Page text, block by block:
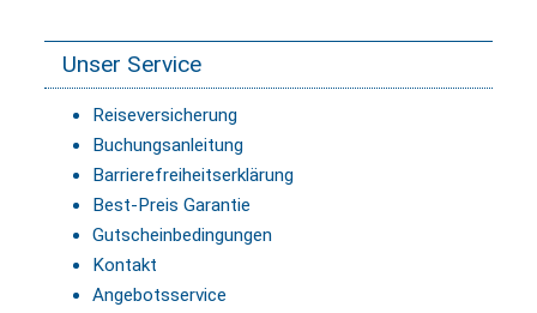
Unser Service
Reiseversicherung
Buchungsanleitung
Barrierefreiheitserklärung
Best-Preis Garantie
Gutscheinbedingungen
Kontakt
Angebotsservice